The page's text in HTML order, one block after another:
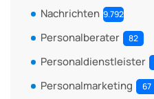
Nachrichten 9.792
Personalberater 82
Personaldienstleister
Personalmarketing 67